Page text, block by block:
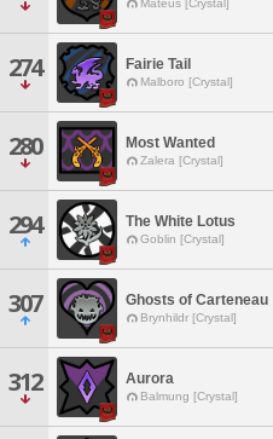
Mateus [Crystal]
274 Fairie Tail
Malboro [Crystal]
280 Most Wanted
Zalera [Crystal]
294 The White Lotus
Goblin [Crystal]
307 Ghosts of Carteneau
Brynhildr [Crystal]
312 Aurora
Balmung [Crystal]